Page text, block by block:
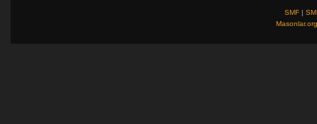
SMF
Masonlar.org